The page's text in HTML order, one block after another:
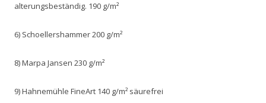
alterungsbeständig. 190 g/m²
6) Schoellershammer 200 g/m²
8) Marpa Jansen 230 g/m²
9) Hahnemühle FineArt 140 g/m² säurefrei